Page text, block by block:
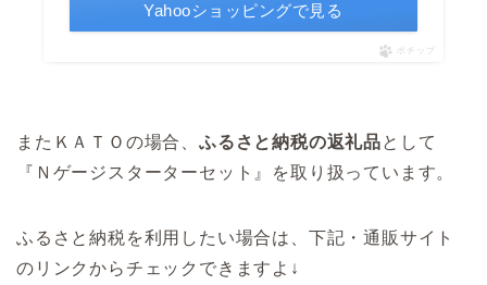
Yahooショッピングで見る
ポチップ
またＫＡＴＯの場合、 ふるさと納税の返礼品として
『Ｎゲージスターターセット』を取り扱っています。
ふるさと納税を利用したい場合は、下記・通販サイト
のリンクからチェックできますよ↓